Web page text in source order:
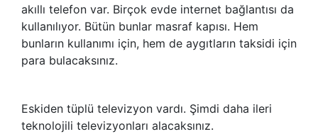
akıllı telefon var. Birçok evde internet bağlantısı da
kullanılıyor. Bütün bunlar masraf kapısı. Hem
bunların kullanımı için, hem de aygıtların taksidi için
para bulacaksınız.
Eskiden tüplü televizyon vardı. Şimdi daha ileri
teknolojili televizyonları alacaksınız.